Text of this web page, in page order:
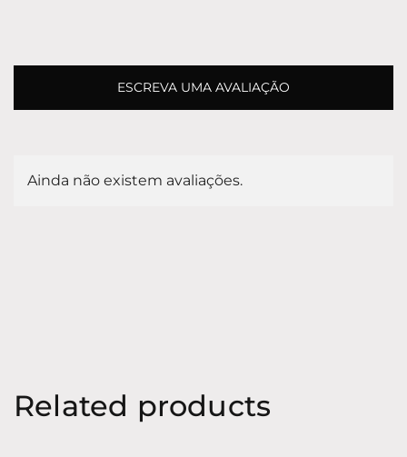
ESCREVA UMA AVALIAÇÃO
Ainda não existem avaliações.
Related products